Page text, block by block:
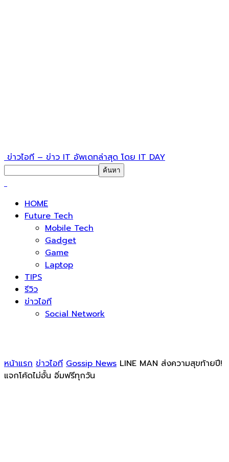
ข่าวไอที – ข่าว IT อัพเดทล่าสุด โดย IT DAY
HOME
Future Tech
Mobile Tech
Gadget
Game
Laptop
TIPS
รีวิว
ข่าวไอที
Social Network
หน้าแรก ข่าวไอที Gossip News LINE MAN ส่งความสุขท้ายปี!
แจกโค้ดไม่อั้น อิ่มฟรีทุกวัน